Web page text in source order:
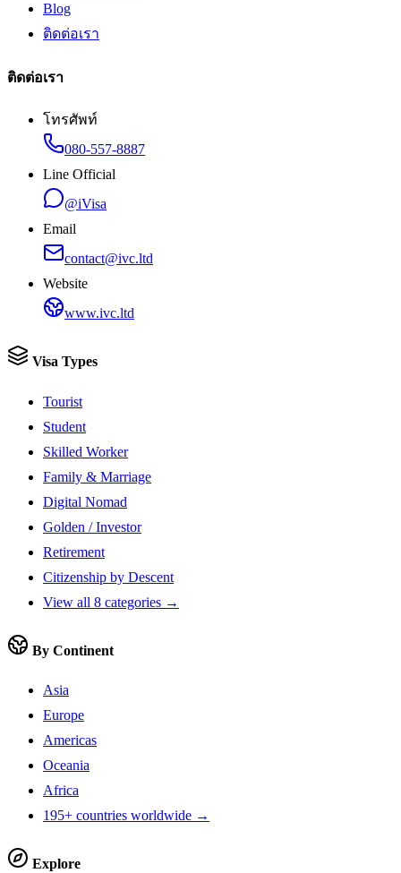
Blog
ติดต่อเรา
ติดต่อเรา
โทรศัพท์
080-557-8887
Line Official
@iVisa
Email
contact@ivc.ltd
Website
www.ivc.ltd
Visa Types
Tourist
Student
Skilled Worker
Family & Marriage
Digital Nomad
Golden / Investor
Retirement
Citizenship by Descent
View all 8 categories →
By Continent
Asia
Europe
Americas
Oceania
Africa
195+ countries worldwide →
Explore